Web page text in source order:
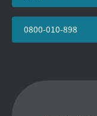
0800-010-898